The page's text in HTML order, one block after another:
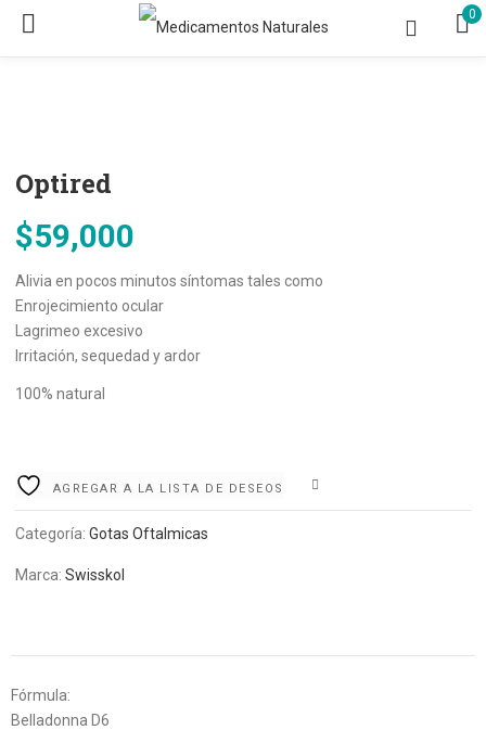
0
Optired
$59,000
Alivia en pocos minutos síntomas tales como
Enrojecimiento ocular
Lagrimeo excesivo
Irritación, sequedad y ardor
100% natural
AGREGAR A LA LISTA DE DESEOS
Categoría:Gotas Oftalmicas
Marca:Swisskol
Fórmula:
Belladonna D6